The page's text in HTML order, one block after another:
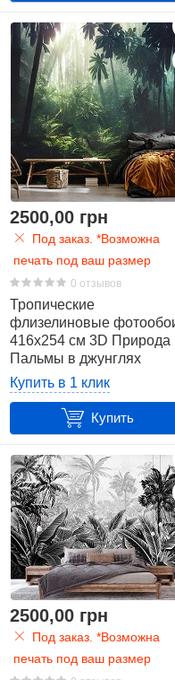
2500,00 грн
Под заказ. *Возможна
печать под ваш размер
0 отзывов
Тропические
флизелиновые
416x254 см 3D Природа
Пальмы в джунглях
(14555VEXXXL)+клей
Купить в 1 клик
Купить
2500,00 грн
Под заказ. *Возможна
печать под ваш размер